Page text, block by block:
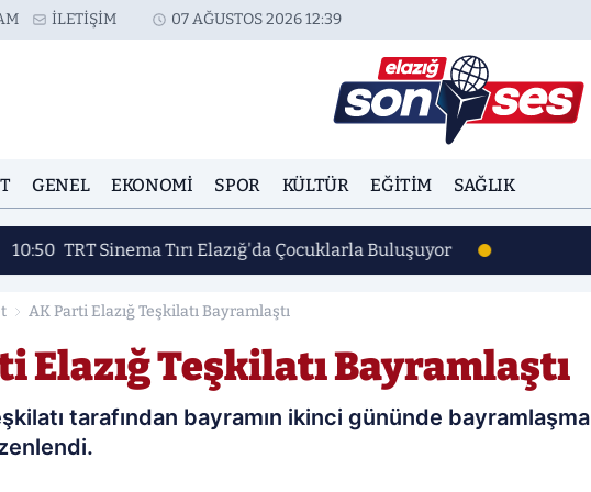
İLETIŞIM 07 AĞUSTOS 2026 12:39
GENEL EKONOMI SPOR KÜLTÜR EĞITIM SAĞLIK
10:50 TRT Sinema Tırı Elazığ'da Çocuklarla Buluşuyor
AK Parti Elazığ Teşkilatı Bayramlaştı
Elazığ Teşkilatı Bayramlaştı
tarafından bayramın ikinci gününde bayramlaşma